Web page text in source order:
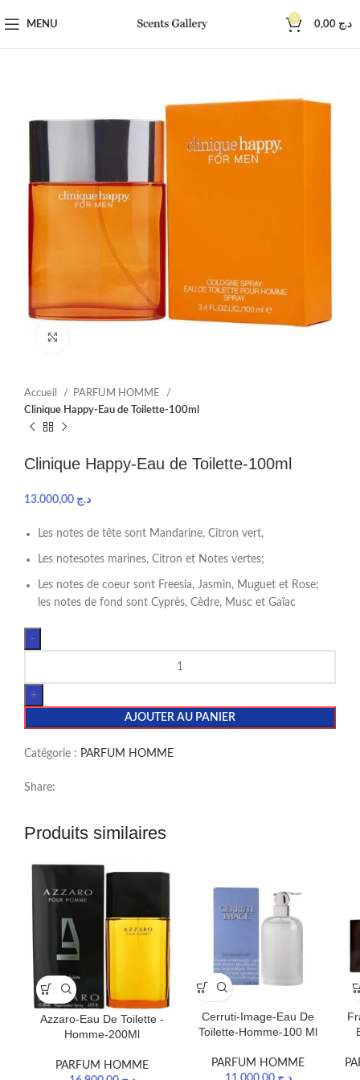
MENU
0
د.ج
Accueil
PARFUM HOMME
Clinique Happy-Eau de Toilette-100ml
Clinique Happy-Eau de Toilette-100ml
د.ج
Les notes de tête sont Mandarine, Citron vert,
Les notesotes marines, Citron et Notes vertes;
Les notes de coeur sont Freesia, Jasmin, Muguet et Rose;
les notes de fond sont Cyprès, Cèdre, Musc et Gaïac
AJOUTER AU PANIER
Catégorie : PARFUM HOMME
Share:
Produits similaires
Azzaro-Eau De Toilette -
Homme-200Ml
PARFUM HOMME
Cerruti-Image-Eau De
Toilette-Homme-100 Ml
PARFUM HOMME